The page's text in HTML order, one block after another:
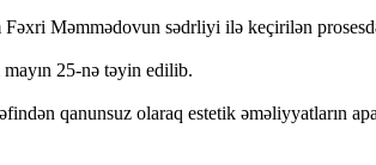
Məmmədovun sədrliyi ilə keçirilən
mayın 25-nə təyin edilib.
qanunsuz olaraq estetik əməliyyatların